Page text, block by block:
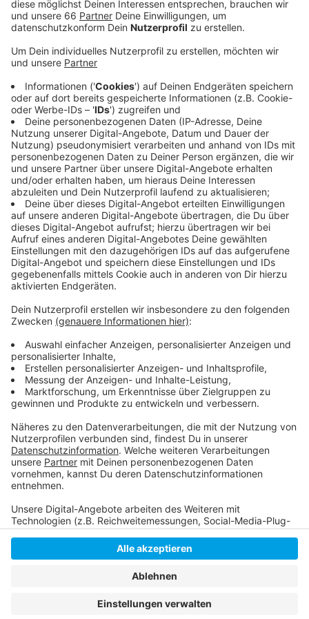
auf das Modell des Speed-Datings zurück:
Veröffentlicht:Freitag, 17.09.2021 16:23
Anzeige
Auf dem Außengelände der Kammer haben Betriebe
und Bewerber einige Minuten Zeit, sich voneinander zu
überzeugen. Dann wird durchgewechselt.
Anzeige
Weitere Infos und Links zum Thema
Anzeige
Noch viele Lehrstellen bei Düsseldorfer
Unternehmen frei:
Ausbildungsplätze & Praktika finden:
Anzeige